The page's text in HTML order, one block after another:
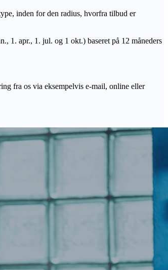
inden for den radius, hvorfra tilbud er
1. apr., 1. jul. og 1 okt.) baseret på 12 måneders
fra os via eksempelvis e-mail, online eller